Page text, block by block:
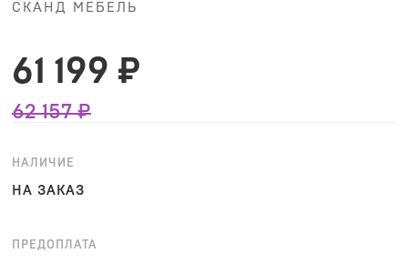
СКАНД МЕБЕЛЬ
61 199 ₽
62 157 ₽
НАЛИЧИЕ
НА ЗАКАЗ
ПРЕДОПЛАТА